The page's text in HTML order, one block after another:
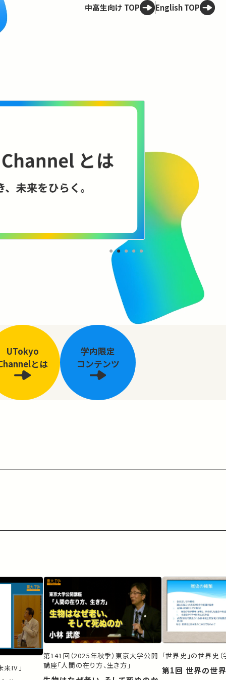
中高生向け TOP English TOP
AIやロボット
に何をもたら
に、技術と社会
コンテンツを見
UTokyo
とは
学内限定
コンテンツ
来IV」
第141回（2025年秋季）東京大学公開
講座「人間の在り方、生き方」
「世界史」の世界史
第1回 世界の世